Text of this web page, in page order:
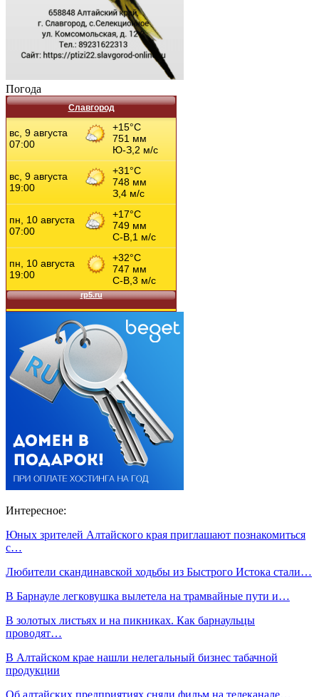
Погода
Славгород
Интересное:
Юных зрителей Алтайского края приглашают познакомиться
с…
Любители скандинавской ходьбы из Быстрого Истока стали…
В Барнауле легковушка вылетела на трамвайные пути и…
В золотых листьях и на пикниках. Как барнаульцы
проводят…
В Алтайском крае нашли нелегальный бизнес табачной
продукции